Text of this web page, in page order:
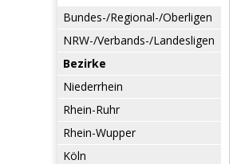
Bundes-/Regional-/Oberligen
NRW-/Verbands-/Landesligen
Bezirke
Niederrhein
Rhein-Ruhr
Rhein-Wupper
Köln